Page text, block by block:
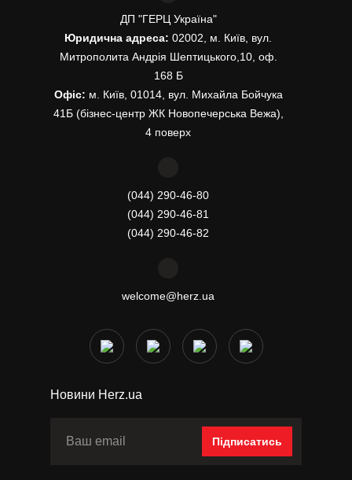
ДП "ГЕРЦ Україна"
Юридична адреса: 02002, м. Київ, вул.
Митрополита Андрія Шептицького,10, оф.
168 Б
Офіс: м. Київ, 01014, вул. Михайла Бойчука
41Б (бізнес-центр ЖК Новопечерська Вежа),
4 поверх
(044) 290-46-80
(044) 290-46-81
(044) 290-46-82
welcome@herz.ua
Новини Herz.ua
Підписатись